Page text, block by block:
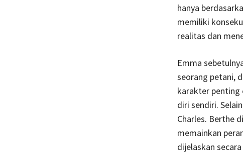
hanya
memiliki
realitas dan
Emma
seorang petani,
karakter penting
diri sendiri.
Charles. Berthe
memainkan
dijelaskan